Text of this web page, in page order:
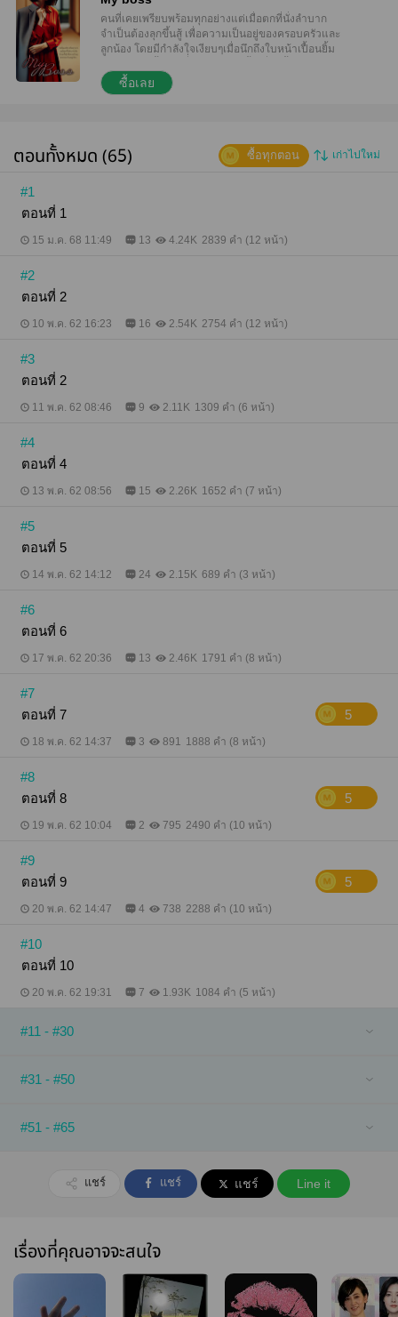
คนที่เคยเพรียบพร้อมทุกอย่างแต่เมื่อตกที่นั่งลำบาก
จำเป็นต้องลุกขึ้นสู้ เพื่อความเป็นอยู่ของครอบครัวและ
ลูกน้อง โดยมีกำลังใจเงียบๆเมื่อนึกถึงใบหน้าเปื้อนยิ้ม
มันเป็นพลังงานเงียบที่มีพลังอานุภาพมาก หรือ แค่คำลือ
ซื้อเลย
ตอนทั้งหมด (65) เก่าไปใหม่
ซื้อทุกตอน
#1
ตอนที่ 1
15 ม.ค. 68 11:49 13 4.24K 2839 คำ (12 หน้า)
#2
ตอนที่ 2
10 พ.ค. 62 16:23 16 2.54K 2754 คำ (12 หน้า)
#3
ตอนที่ 2
11 พ.ค. 62 08:46 9 2.11K 1309 คำ (6 หน้า)
#4
ตอนที่ 4
13 พ.ค. 62 08:56 15 2.26K 1652 คำ (7 หน้า)
#5
ตอนที่ 5
14 พ.ค. 62 14:12 24 2.15K 689 คำ (3 หน้า)
#6
ตอนที่ 6
17 พ.ค. 62 20:36 13 2.46K 1791 คำ (8 หน้า)
#7
ตอนที่ 7
5
18 พ.ค. 62 14:37 3 891 1888 คำ (8 หน้า)
#8
ตอนที่ 8
5
19 พ.ค. 62 10:04 2 795 2490 คำ (10 หน้า)
#9
ตอนที่ 9
5
20 พ.ค. 62 14:47 4 738 2288 คำ (10 หน้า)
#10
ตอนที่ 10
20 พ.ค. 62 19:31 7 1.93K 1084 คำ (5 หน้า)
#11 - #30
#31 - #50
#51 - #65
แชร์ แชร์ แชร์ Line it
เรื่องที่คุณอาจจะสนใจ